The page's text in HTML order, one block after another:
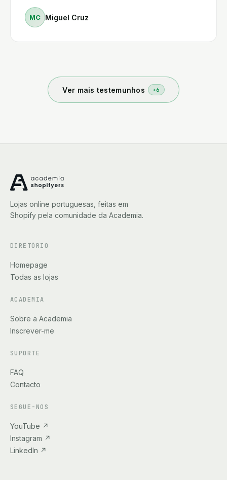
para a academia, iremos o Pedro Alfaiate ir
responde a tudo e explica ponto a ponto, tirando
os alunos que estão sempre prontos a ajudar, se é
MC Miguel Cruz
Ver mais testemunhos +6
Lojas online portuguesas, feitas em
Shopify pela comunidade da Academia.
DIRETÓRIO
Homepage
Todas as lojas
ACADEMIA
Sobre a Academia
Inscrever-me
SUPORTE
FAQ
Contacto
SEGUE-NOS
YouTube ↗
Instagram ↗
LinkedIn ↗